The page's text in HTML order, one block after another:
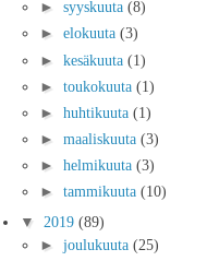
► syyskuuta (8)
► elokuuta (3)
► kesäkuuta (1)
► toukokuuta (1)
► huhtikuuta (1)
► maaliskuuta (3)
► helmikuuta (3)
► tammikuuta (10)
▼ 2019 (89)
► joulukuuta (25)